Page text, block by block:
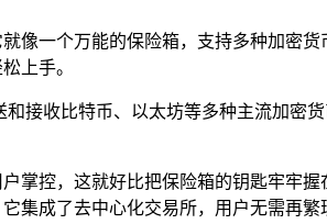
就像一个万能的保险箱，支持多种加密
上手。
和接收比特币、以太坊等多种主流加
掌控，这就好比把保险箱的钥匙牢牢
集成了去中心化交易所，用户无需再